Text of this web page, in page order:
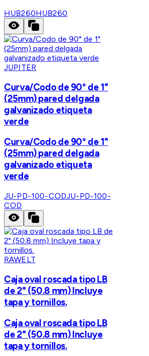
HUB260HUB260
JUPITER
Curva/Codo de 90° de 1"
(25mm) pared delgada
galvanizado etiqueta
verde
Curva/Codo de 90° de 1"
(25mm) pared delgada
galvanizado etiqueta
verde
JU-PD-100-CODJU-PD-100-
COD
RAWELT
Caja oval roscada tipo LB
de 2" (50.8 mm) Incluye
tapa y tornillos.
Caja oval roscada tipo LB
de 2" (50.8 mm) Incluye
tapa y tornillos.